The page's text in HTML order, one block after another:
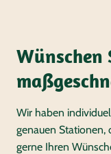
Wünschen
Wir haben
genauen Stationen,
gerne Ihren